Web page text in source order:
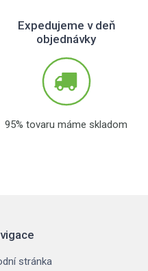
Expedujeme v deň
objednávky
95% tovaru máme skladom
stránka